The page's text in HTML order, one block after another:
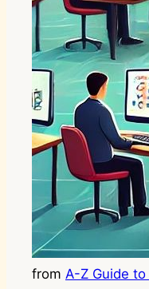
from A-Z Guide to